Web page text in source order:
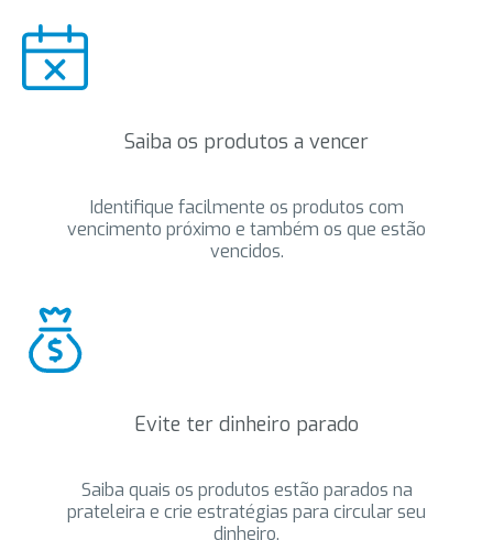
Saiba os produtos a vencer
Identifique facilmente os produtos com
vencimento próximo e também os que estão
vencidos.
Evite ter dinheiro parado
Saiba quais os produtos estão parados na
prateleira e crie estratégias para circular seu
dinheiro.